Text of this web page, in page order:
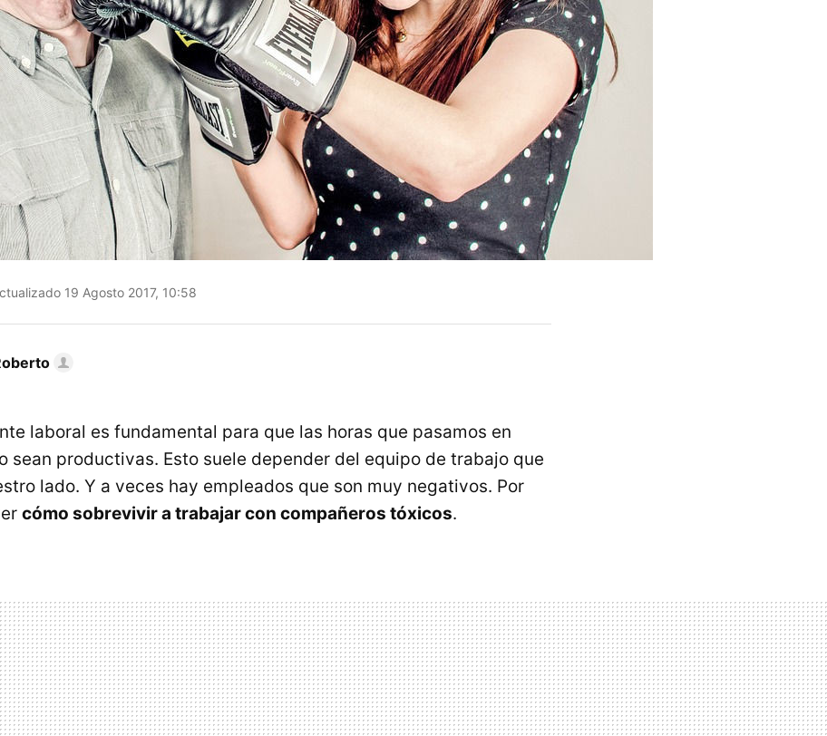
19 Agosto 2017, 10:58
laboral es fundamental para que las horas que pasamos en
sean productivas. Esto suele depender del equipo de trabajo que
lado. Y a veces hay empleados que son muy negativos. Por
cómo sobrevivir a trabajar con compañeros tóxicos.